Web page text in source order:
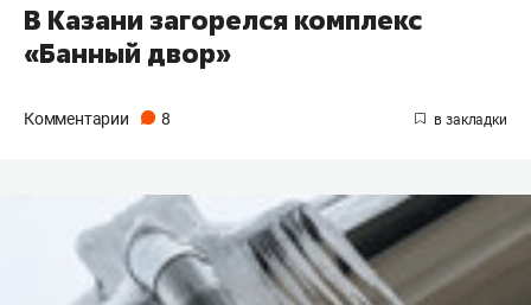
В Казани загорелся комплекс
«Банный двор»
Комментарии 8